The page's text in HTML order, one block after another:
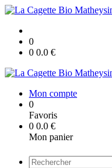
0
0 0.0 €
Mon compte
0
Favoris
0 0.0 €
Mon panier